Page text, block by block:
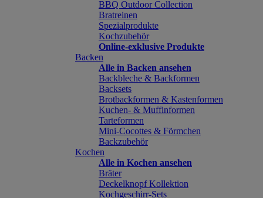
BBQ Outdoor Collection
Bratreinen
Spezialprodukte
Kochzubehör
Online-exklusive Produkte
Backen
Alle in Backen ansehen
Backbleche & Backformen
Backsets
Brotbackformen & Kastenformen
Kuchen- & Muffinformen
Tarteformen
Mini-Cocottes & Förmchen
Backzubehör
Kochen
Alle in Kochen ansehen
Bräter
Deckelknopf Kollektion
Kochgeschirr-Sets